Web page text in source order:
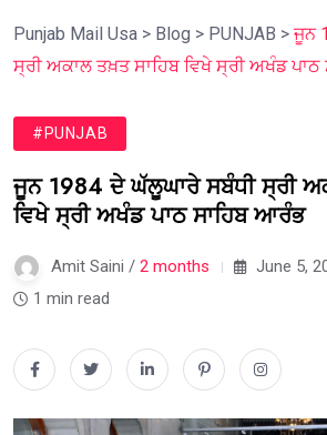
Punjab Mail Usa > Blog > PUNJAB >ਜੂਨ
ਸ੍ਰੀ ਅਕਾਲ ਤਖ਼ਤ ਸਾਹਿਬ ਵਿਖੇ ਸ੍ਰੀ ਅਖੰਡ
#PUNJAB
ਜੂਨ 1984 ਦੇ ਘੱਲੂਘਾਰੇ ਸਬੰਧੀ ਸ੍ਰੀ
ਵਿਖੇ ਸ੍ਰੀ ਅਖੰਡ ਪਾਠ ਸਾਹਿਬ ਆਰੰਭ
Amit Saini / 2 months June 5,
1 min read